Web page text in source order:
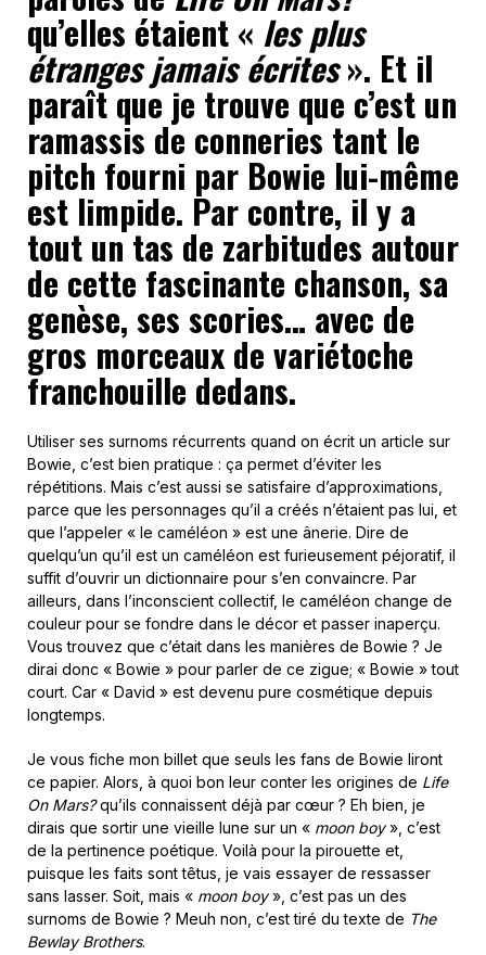
qu’elles étaient « les plus
étranges jamais écrites». Et il
paraît que je trouve que c’est un
ramassis de conneries tant le
pitch fourni par Bowie lui-même
est limpide. Par contre, il y a
tout un tas de zarbitudes autour
de cette fascinante chanson, sa
genèse, ses scories… avec de
gros morceaux de variétoche
franchouille dedans.
Utiliser ses surnoms récurrents quand on écrit un article sur
Bowie, c’est bien pratique : ça permet d’éviter les
répétitions. Mais c’est aussi se satisfaire d’approximations,
parce que les personnages qu’il a créés n’étaient pas lui, et
que l’appeler « le caméléon » est une ânerie. Dire de
quelqu’un qu’il est un caméléon est furieusement péjoratif, il
suffit d’ouvrir un dictionnaire pour s’en convaincre. Par
ailleurs, dans l’inconscient collectif, le caméléon change de
couleur pour se fondre dans le décor et passer inaperçu.
Vous trouvez que c’était dans les manières de Bowie ? Je
dirai donc « Bowie » pour parler de ce zigue; « Bowie » tout
court. Car « David » est devenu pure cosmétique depuis
longtemps.
Je vous fiche mon billet que seuls les fans de Bowie liront
ce papier. Alors, à quoi bon leur conter les origines de Life
On Mars?qu’ils connaissent déjà par cœur ? Eh bien, je
dirais que sortir une vieille lune sur un « moon boy», c’est
de la pertinence poétique. Voilà pour la pirouette et,
puisque les faits sont têtus, je vais essayer de ressasser
sans lasser. Soit, mais « moon boy», c’est pas un des
surnoms de Bowie ? Meuh non, c’est tiré du texte de The
Bewlay Brothers.